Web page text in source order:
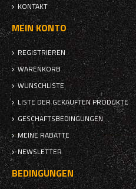
KONTAKT
MEIN KONTO
REGISTRIEREN
WARENKORB
WUNSCHLISTE
LISTE DER GEKAUFTEN PRODUKTE
GESCHÄFTSBEDINGUNGEN
MEINE RABATTE
NEWSLETTER
BEDINGUNGEN